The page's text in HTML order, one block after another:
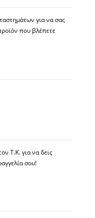
για να σας
που βλέπετε
Τ.Κ. για να δεις
σου!